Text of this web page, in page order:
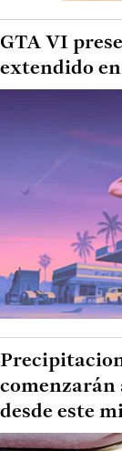
GTA VI
extendido
desde este